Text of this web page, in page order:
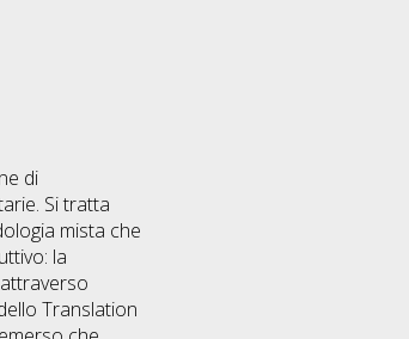
di
Si tratta
mista che
la
Translation